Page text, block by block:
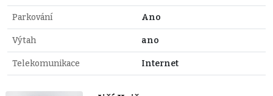
Parkování Ano
Výtah ano
Telekomunikace Internet